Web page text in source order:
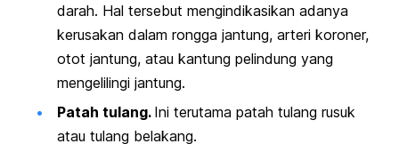
darah. Hal tersebut mengindikasikan adanya
kerusakan dalam rongga jantung, arteri koroner,
otot jantung, atau kantung pelindung yang
mengelilingi jantung.
Patah tulang. Ini terutama patah tulang rusuk
atau tulang belakang.